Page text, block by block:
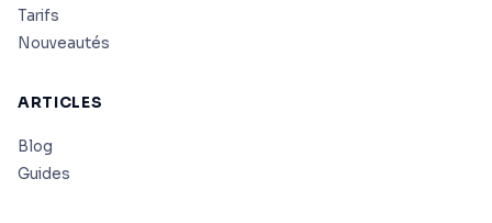
Tarifs
Nouveautés
ARTICLES
Blog
Guides